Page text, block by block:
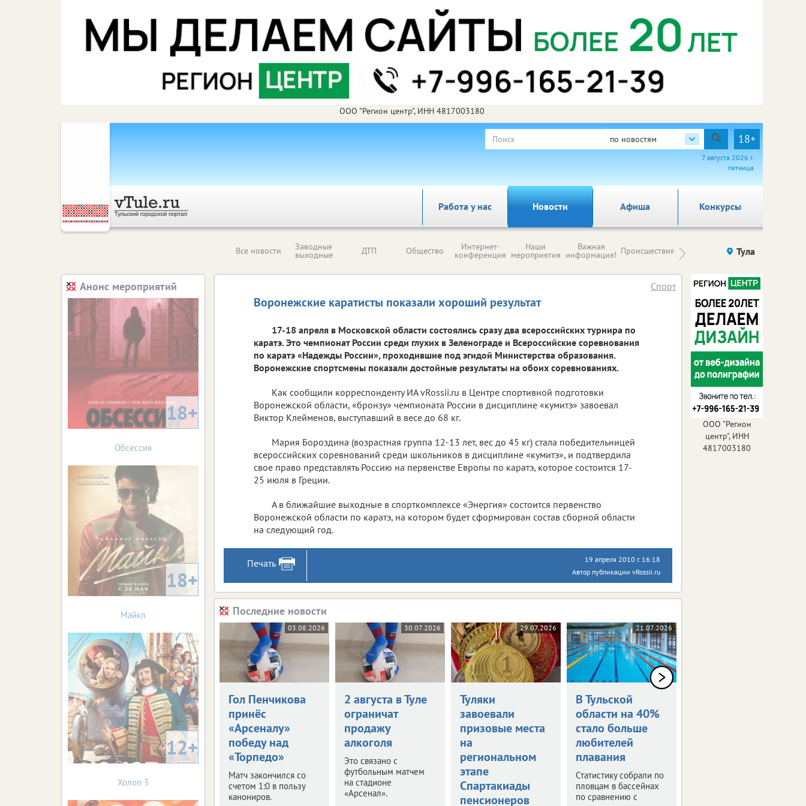
ООО "Регион центр", ИНН 4817003180
по новостям 18+
7 августа 2026 г.
пятница
Работа у нас Новости Афиша Конкурсы
Все новости Заводные
выходные ДТП Общество Интернет-
конференция
Наши
мероприятия
Важная
информация! Происшествия Здоровье компаний (на
Тула
Воронежские каратисты показали хороший результат
Спорт
17-18 апреля в Московской области состоялись сразу два всероссийских турнира по
каратэ. Это чемпионат России среди глухих в Зеленограде и Всероссийские соревнования
по каратэ «Надежды России», проходившие под эгидой Министерства образования.
Воронежские спортсмены показали достойные результаты на обоих соревнованиях.
Как сообщили корреспонденту ИА vRossii.ru в Центре спортивной подготовки
Воронежской области, «бронзу» чемпионата России в дисциплине «кумитэ» завоевал
Виктор Клейменов, выступавший в весе до 68 кг.
Мария Бороздина (возрастная группа 12-13 лет, вес до 45 кг) стала победительницей
всероссийских соревнований среди школьников в дисциплине «кумитэ», и подтвердила
свое право представлять Россию на первенстве Европы по каратэ, которое состоится 17-
25 июля в Греции.
А в ближайшие выходные в спорткомплексе «Энергия» состоится первенство
Воронежской области по каратэ, на котором будет сформирован состав сборной области
на следующий год.
Печать
19 апреля 2010 г. 16:18
Автор публикации vRossii.ru
Последние новости
03.08.2026
Гол Пенчикова
принёс
«Арсеналу»
победу над
«Торпедо»
Матч закончился со
счетом 1:0 в пользу
канониров.
30.07.2026
2 августа в Туле
ограничат
продажу
алкоголя
Это связано с
футбольным матчем
на стадионе
«Арсенал».
29.07.2026
Туляки
завоевали
призовые места
на
региональном
этапе
Спартакиады
пенсионеров
21.07.2026
В Тульской
области на 40%
стало больше
любителей
плавания
Статистику собрали по
пловцам в бассейнах
по сравнению с
Анонс мероприятий
18+
Обсессия
18+
Майкл
12+
Холоп 3
ООО "Регион
центр", ИНН
4817003180